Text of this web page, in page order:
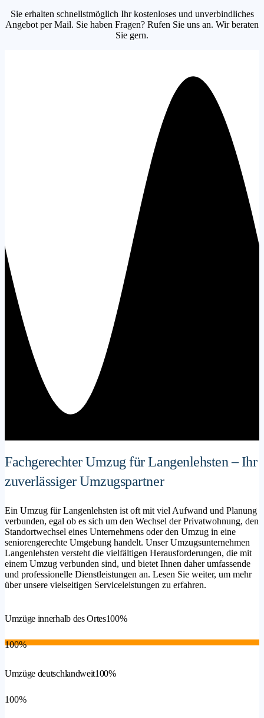
Sie erhalten schnellstmöglich Ihr kostenloses und unverbindliches
Angebot per Mail. Sie haben Fragen? Rufen Sie uns an. Wir beraten
Sie gern.
Fachgerechter Umzug für Langenlehsten – Ihr
zuverlässiger Umzugspartner
Ein Umzug für Langenlehsten ist oft mit viel Aufwand und Planung
verbunden, egal ob es sich um den Wechsel der Privatwohnung, den
Standortwechsel eines Unternehmens oder den Umzug in eine
seniorengerechte Umgebung handelt. Unser Umzugsunternehmen
Langenlehsten versteht die vielfältigen Herausforderungen, die mit
einem Umzug verbunden sind, und bietet Ihnen daher umfassende
und professionelle Dienstleistungen an. Lesen Sie weiter, um mehr
über unsere vielseitigen Serviceleistungen zu erfahren.
Umzüge innerhalb des Ortes100%
100%
Umzüge deutschlandweit100%
100%